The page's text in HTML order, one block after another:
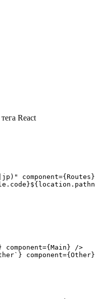
React
component={Main} />